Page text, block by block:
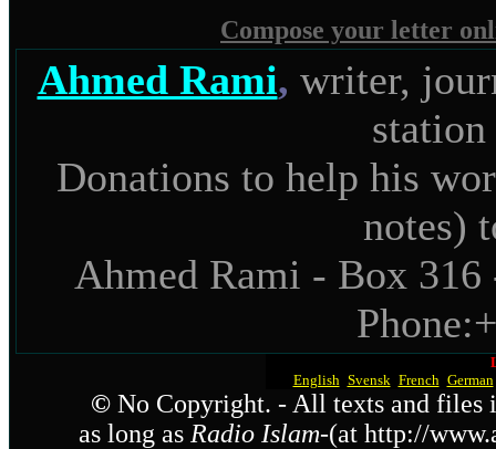
Compose your letter
Ahmed Rami, writer,
station
Donations to help his
notes)
Ahmed Rami - Box 316
English Svensk French German
© No Copyright. - All texts and files
as long as Radio Islam-(at http://